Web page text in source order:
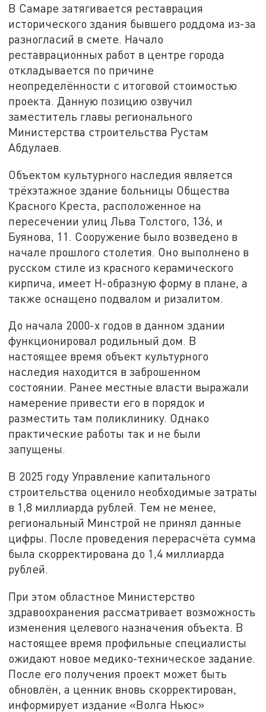
В Самаре затягивается реставрация
исторического здания бывшего роддома из-за
разногласий в смете. Начало
реставрационных работ в центре города
откладывается по причине
неопределённости с итоговой стоимостью
проекта. Данную позицию озвучил
заместитель главы регионального
Министерства строительства Рустам
Абдулаев.
Объектом культурного наследия является
трёхэтажное здание больницы Общества
Красного Креста, расположенное на
пересечении улиц Льва Толстого, 136, и
Буянова, 11. Сооружение было возведено в
начале прошлого столетия. Оно выполнено в
русском стиле из красного керамического
кирпича, имеет Н-образную форму в плане, а
также оснащено подвалом и ризалитом.
До начала 2000-х годов в данном здании
функционировал родильный дом. В
настоящее время объект культурного
наследия находится в заброшенном
состоянии. Ранее местные власти выражали
намерение привести его в порядок и
разместить там поликлинику. Однако
практические работы так и не были
запущены.
В 2025 году Управление капитального
строительства оценило необходимые затраты
в 1,8 миллиарда рублей. Тем не менее,
региональный Минстрой не принял данные
цифры. После проведения перерасчёта сумма
была скорректирована до 1,4 миллиарда
рублей.
При этом областное Министерство
здравоохранения рассматривает возможность
изменения целевого назначения объекта. В
настоящее время профильные специалисты
ожидают новое медико-техническое задание.
После его получения проект может быть
обновлён, а ценник вновь скорректирован,
информирует издание «Волга Ньюс»